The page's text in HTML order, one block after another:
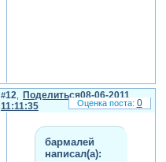
Поделиться
12
08-06-2011
11:11:35
бармалей
написал(а):
0